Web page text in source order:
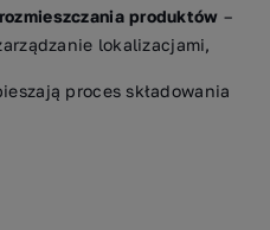
produktów –
lokalizacjami,
proces składowania